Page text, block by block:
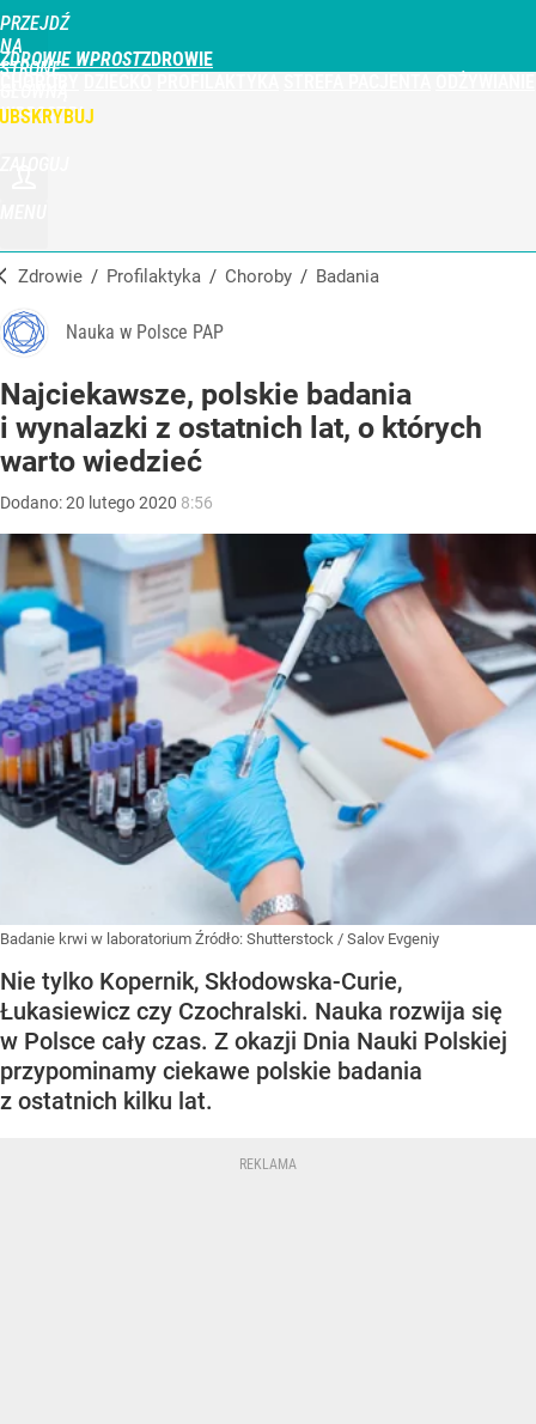
PRZEJDŹ
NA
STRONĘ
WPROST.PL
ZDROWIE WPROST
Zdrowie / Profilaktyka / Choroby / Badania
Nauka w Polsce PAP
Najciekawsze, polskie badania
i wynalazki z ostatnich lat, o których
warto wiedzieć
Dodano:20 lutego2020 8:56
Badanie krwi w laboratorium Źródło: Shutterstock / Salov Evgeniy
Nie tylko Kopernik, Skłodowska-Curie,
Łukasiewicz czy Czochralski. Nauka rozwija się
w Polsce cały czas. Z okazji Dnia Nauki Polskiej
przypominamy ciekawe polskie badania
z ostatnich kilku lat.